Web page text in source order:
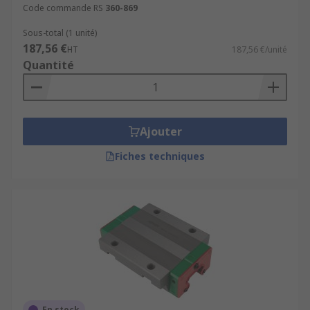
Code commande RS 360-869
Sous-total (1 unité)
187,56 €HT 187,56 €/unité
Quantité
Ajouter
Fiches techniques